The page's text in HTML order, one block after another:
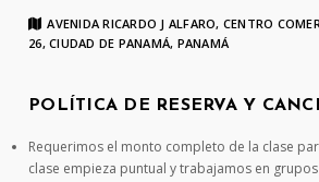
AVENIDA RICARDO J ALFARO, CENTRO
26, CIUDAD DE PANAMÁ, PANAMÁ
POLÍTICA DE RESERVA Y
Requerimos el monto completo de la clase
clase empieza puntual y trabajamos en